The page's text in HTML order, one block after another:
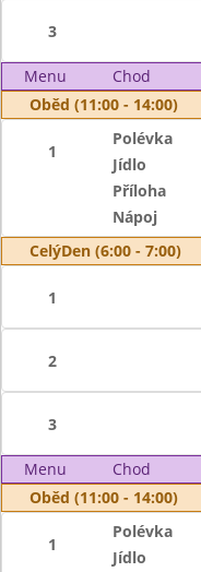
3
Menu Chod
Oběd (11:00 - 14:00)
1
Polévka
Jídlo
Příloha
Nápoj
CelýDen (6:00 - 7:00)
1
2
3
Menu Chod
Oběd (11:00 - 14:00)
1
Polévka
Jídlo